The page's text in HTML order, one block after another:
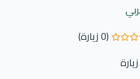
(0 زيارة)